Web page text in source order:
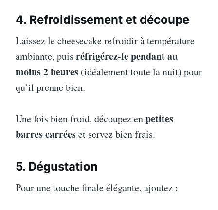
4. Refroidissement et découpe
Laissez le cheesecake refroidir à température
ambiante, puis réfrigérez-le pendant au
moins 2 heures (idéalement toute la nuit) pour
qu’il prenne bien.
Une fois bien froid, découpez enpetites
barres carréeset servez bien frais.
5. Dégustation
Pour une touche finale élégante, ajoutez :